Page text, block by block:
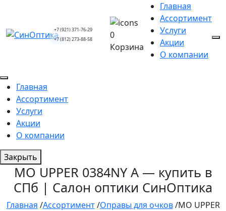
+7 (921) 371-76-29
+7 (812) 273-88-58
0
Корзина
Главная
Ассортимент
Услуги
Акции
О компании
Главная
Ассортимент
Услуги
Акции
О компании
Закрыть
MO UPPER 0384NY A — купить в
СПб | Салон оптики СинОптика
Главная /Ассортимент /Оправы для очков /MO UPPER